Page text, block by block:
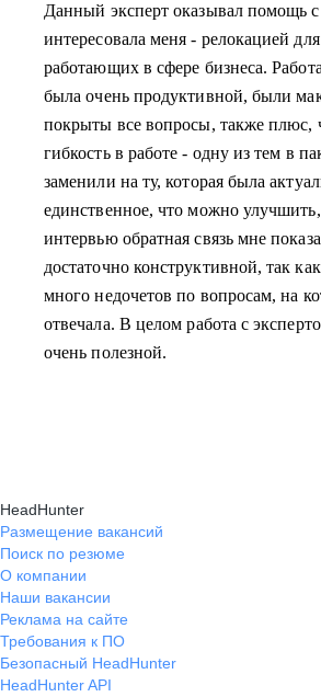
Данный эксперт оказывал помощь с
интересовала меня - релокацией
работающих в сфере бизнеса.
была очень продуктивной, были
покрыты все вопросы, также плюс,
гибкость в работе - одну из тем в
заменили на ту, которая была
единственное, что можно
интервью обратная связь мне
достаточно конструктивной, так
много недочетов по вопросам, на
отвечала. В целом работа с
очень полезной.
HeadHunter
Размещение вакансий
Поиск по резюме
О компании
Наши вакансии
Реклама на сайте
Требования к ПО
Безопасный HeadHunter
HeadHunter API